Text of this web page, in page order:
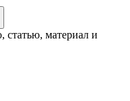
статью, материал и